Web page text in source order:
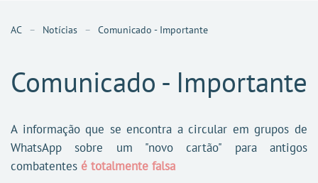
AC Notícias Comunicado - Importante
Comunicado - Importante
A informação que se encontra a circular em grupos de
WhatsApp sobre um "novo cartão" para antigos
combatentes é totalmente falsa